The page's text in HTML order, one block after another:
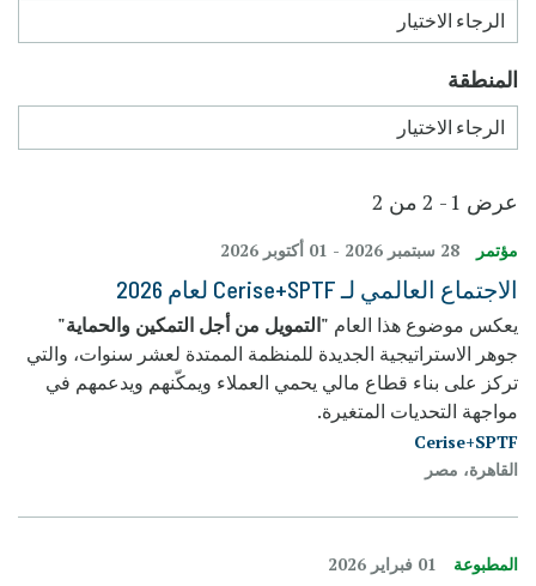
عرض 1 - 2 من 2
مؤتمر 28 سبتمبر 2026 - 01 أكتوبر 2026
الاجتماع العالمي لـ Cerise+SPTF لعام 2026
يعكس موضوع هذا العام"التمويل من أجل التمكين والحماية"
جوهر الاستراتيجية الجديدة للمنظمة الممتدة لعشر سنوات، والتي
تركز على بناء قطاع مالي يحمي العملاء ويمكّنهم ويدعمهم في
مواجهة التحديات المتغيرة.
Cerise+SPTF
القاهرة، مصر
المطبوعة
المنطقة